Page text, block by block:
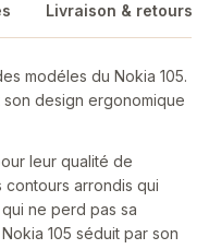
Livraison & retours
modéles du Nokia 105.
design ergonomique
leur qualité de
arrondis qui
ne perd pas sa
105 séduit par son